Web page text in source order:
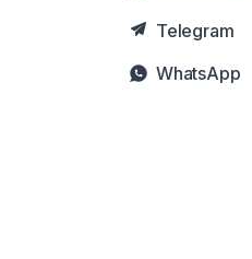
Telegram
WhatsApp